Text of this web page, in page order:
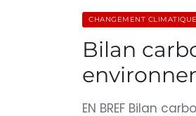
CHANGEMENT CLIMATIQUE
Bilan
EN BREF Bilan